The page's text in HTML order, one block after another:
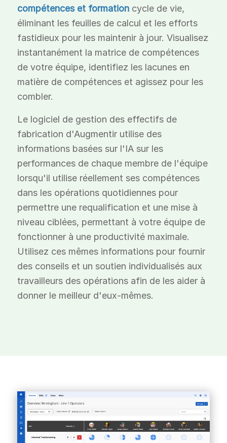
compétences et formationcycle de vie,
éliminant les feuilles de calcul et les efforts
fastidieux pour les maintenir à jour. Visualisez
instantanément la matrice de compétences
de votre équipe, identifiez les lacunes en
matière de compétences et agissez pour les
combler.
Le logiciel de gestion des effectifs de
fabrication d'Augmentir utilise des
informations basées sur l'IA sur les
performances de chaque membre de l'équipe
lorsqu'il utilise réellement ses compétences
dans les opérations quotidiennes pour
permettre une requalification et une mise à
niveau ciblées, permettant à votre équipe de
fonctionner à une productivité maximale.
Utilisez ces mêmes informations pour fournir
des conseils et un soutien individualisés aux
travailleurs des opérations afin de les aider à
donner le meilleur d'eux-mêmes.